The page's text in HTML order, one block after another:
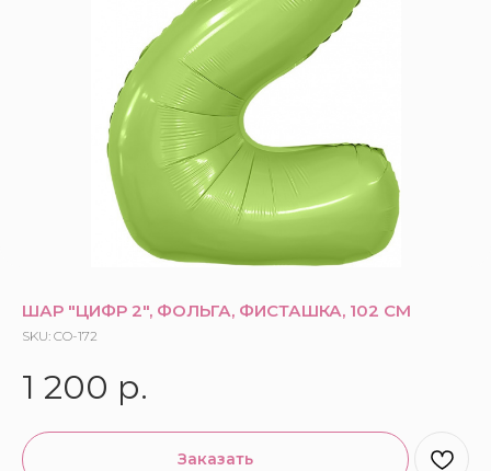
ШАР "ЦИФР 2", ФОЛЬГА, ФИСТАШКА, 102 СМ
SKU: CO-172
1 200 р.
Заказать